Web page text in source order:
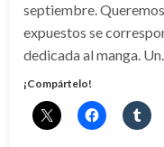
septiembre.
expuestos se
dedicada al manga.
¡Compártelo!